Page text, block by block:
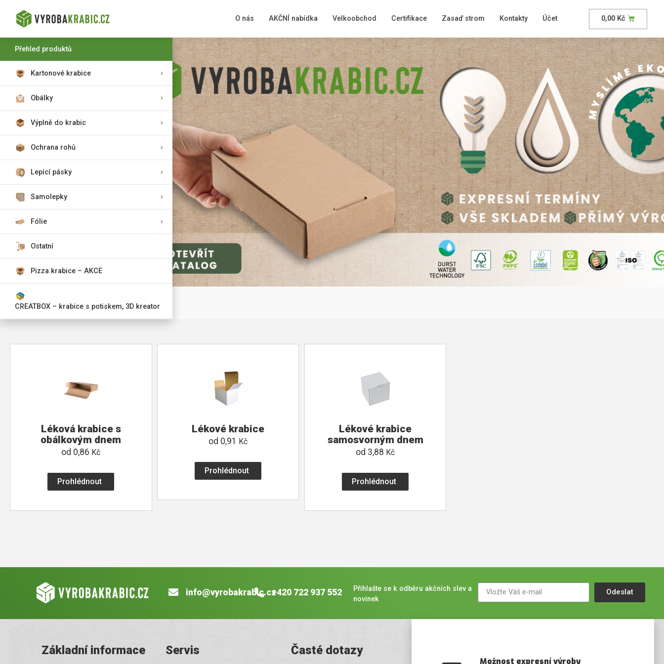
O nás AKČNÍ nabídka Velkoobchod Certifikace Zasaď strom Kontakty Účet 0,00 Kč
Přehled produktů
Kartonové krabice
Obálky
Výplně do krabic
Ochrana rohů
Lepící pásky
Samolepky
Fólie
Ostatní
Pizza krabice – AKCE
CREATBOX – krabice s potiskem, 3D kreator
Léková krabice s
obálkovým dnem
od 0,86 Kč
Prohlédnout
Lékové krabice
od 0,91 Kč
Prohlédnout
Lékové krabice
samosvorným dnem
od 3,88 Kč
Prohlédnout
info@vyrobakrabic.cz+420 722 937 552
Přihlašte se k odběru akčních slev a
novinek
Odeslat
Základní informace Servis Časté dotazy
Možnost expresní výroby